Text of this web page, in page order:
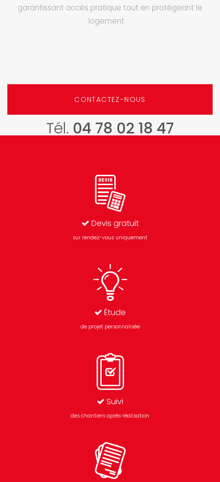
garantissant accès pratique tout en protégeant le
logement
CONTACTEZ-NOUS
Tél. 04 78 02 18 47
Devis gratuit
sur rendez-vous uniquement
Étude
de projet personnalisée
Suivi
des chantiers après réalisation